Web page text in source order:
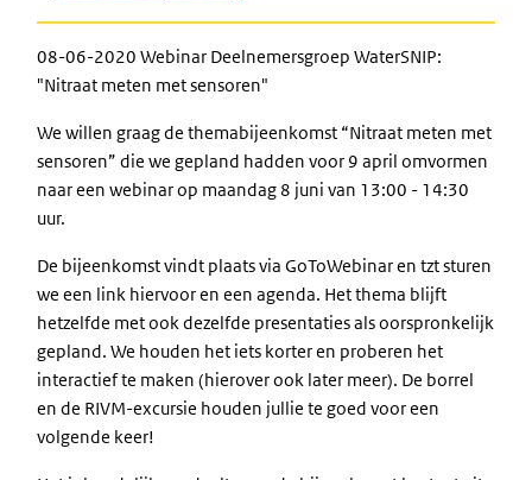
08-06-2020 Webinar Deelnemersgroep WaterSNIP:
"Nitraat meten met sensoren"
We willen graag de themabijeenkomst “Nitraat meten met
sensoren” die we gepland hadden voor 9 april omvormen
naar een webinar op maandag 8 juni van 13:00 - 14:30
uur.
De bijeenkomst vindt plaats via GoToWebinar en tzt sturen
we een link hiervoor en een agenda. Het thema blijft
hetzelfde met ook dezelfde presentaties als oorspronkelijk
gepland. We houden het iets korter en proberen het
interactief te maken (hierover ook later meer). De borrel
en de RIVM-excursie houden jullie te goed voor een
volgende keer!